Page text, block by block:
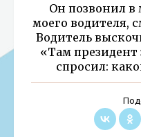
Он позвонил
моего водителя,
Водитель
«Там президент
спросил: